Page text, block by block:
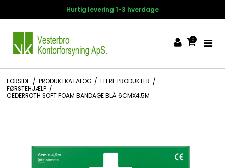
14 dages
0
FORSIDE / PRODUKTKATALOG / FLERE PRODUKTER /
FØRSTEHJÆLP /
CEDERROTH SOFT FOAM BANDAGE BLÅ 6CMX4,5M